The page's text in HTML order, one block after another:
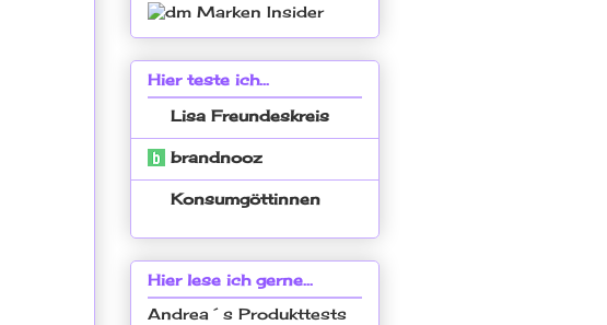
Hier teste ich...
Lisa Freundeskreis
brandnooz
Konsumgöttinnen
Hier lese ich gerne...
Andrea´s Produkttests